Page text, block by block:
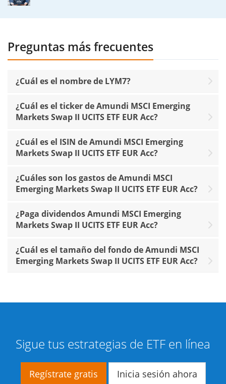
Preguntas más frecuentes
¿Cuál es el nombre de LYM7?
¿Cuál es el ticker de Amundi MSCI Emerging
Markets Swap II UCITS ETF EUR Acc?
¿Cuál es el ISIN de Amundi MSCI Emerging
Markets Swap II UCITS ETF EUR Acc?
¿Cuáles son los gastos de Amundi MSCI
Emerging Markets Swap II UCITS ETF EUR Acc?
¿Paga dividendos Amundi MSCI Emerging
Markets Swap II UCITS ETF EUR Acc?
¿Cuál es el tamaño del fondo de Amundi MSCI
Emerging Markets Swap II UCITS ETF EUR Acc?
Sigue tus estrategias de ETF en línea
Regístrate gratis Inicia sesión ahora